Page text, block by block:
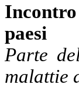
paesi
Parte
malattie